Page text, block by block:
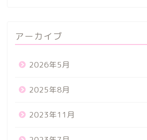
アーカイブ
2026年5月
2025年8月
2023年11月